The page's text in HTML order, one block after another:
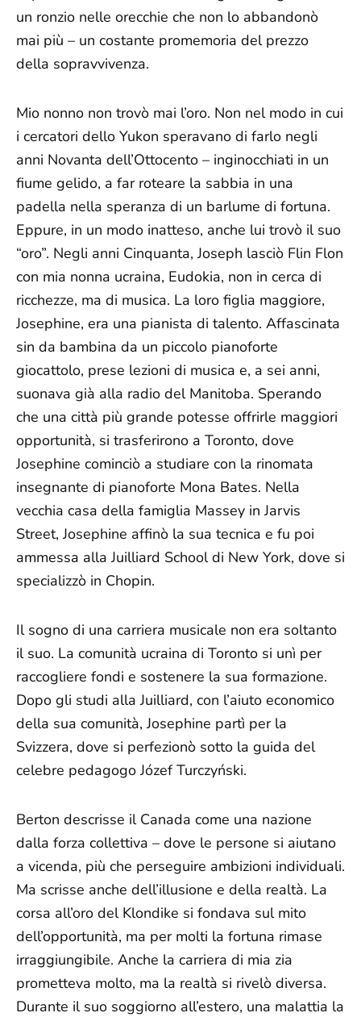
un ronzio nelle orecchie che non lo abbandonò
mai più – un costante promemoria del prezzo
della sopravvivenza.
Mio nonno non trovò mai l’oro. Non nel modo in cui
i cercatori dello Yukon speravano di farlo negli
anni Novanta dell’Ottocento – inginocchiati in un
fiume gelido, a far roteare la sabbia in una
padella nella speranza di un barlume di fortuna.
Eppure, in un modo inatteso, anche lui trovò il suo
“oro”. Negli anni Cinquanta, Joseph lasciò Flin Flon
con mia nonna ucraina, Eudokia, non in cerca di
ricchezze, ma di musica. La loro figlia maggiore,
Josephine, era una pianista di talento. Affascinata
sin da bambina da un piccolo pianoforte
giocattolo, prese lezioni di musica e, a sei anni,
suonava già alla radio del Manitoba. Sperando
che una città più grande potesse offrirle maggiori
opportunità, si trasferirono a Toronto, dove
Josephine cominciò a studiare con la rinomata
insegnante di pianoforte Mona Bates. Nella
vecchia casa della famiglia Massey in Jarvis
Street, Josephine affinò la sua tecnica e fu poi
ammessa alla Juilliard School di New York, dove si
specializzò in Chopin.
Il sogno di una carriera musicale non era soltanto
il suo. La comunità ucraina di Toronto si unì per
raccogliere fondi e sostenere la sua formazione.
Dopo gli studi alla Juilliard, con l’aiuto economico
della sua comunità, Josephine partì per la
Svizzera, dove si perfezionò sotto la guida del
celebre pedagogo Józef Turczyński.
Berton descrisse il Canada come una nazione
dalla forza collettiva – dove le persone si aiutano
a vicenda, più che perseguire ambizioni individuali.
Ma scrisse anche dell’illusione e della realtà. La
corsa all’oro del Klondike si fondava sul mito
dell’opportunità, ma per molti la fortuna rimase
irraggiungibile. Anche la carriera di mia zia
prometteva molto, ma la realtà si rivelò diversa.
Durante il suo soggiorno all’estero, una malattia la